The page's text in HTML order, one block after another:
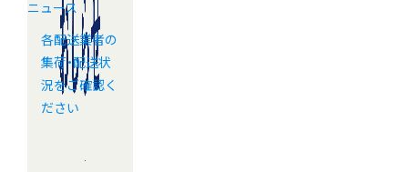
ニュース
各配送業者の
集荷・配送状
況をご確認く
ださい